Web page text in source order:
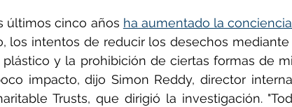
últimos cinco años ha aumentado la
los intentos de reducir los desechos
y la prohibición de ciertas formas de
impacto, dijo Simon Reddy, director
Trusts, que dirigió la investigación.